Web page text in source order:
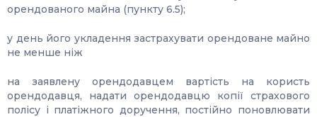
орендованого майна (пункту 6.5);
у день його укладення застрахувати орендоване майно
не менше ніж
на заявлену орендодавцем вартість на користь
орендодавця, надати орендодавцю копії страхового
полісу і платіжного доручення, постійно поновлювати